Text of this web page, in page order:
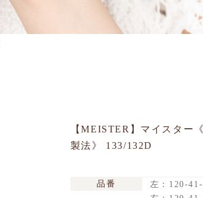
【MEISTER】マイスター
製法》 133/132D
品番
左：120-41-